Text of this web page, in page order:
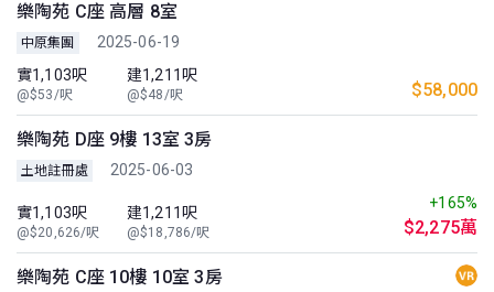
樂陶苑 C座 高層 8室
中原集團
2025-06-19
實1,103呎
@$53/呎
建1,211呎
@$48/呎 $58,000
樂陶苑 D座 9樓 13室 3房
土地註冊處 2025-06-03
實1,103呎
@$20,626/呎
建1,211呎
@$18,786/呎
+165%
$2,275萬
樂陶苑 C座 10樓 10室 3房